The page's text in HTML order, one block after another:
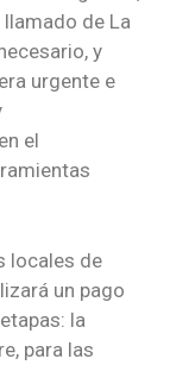
llamado de La
y
urgente e
el
locales de
un pago
la
para las